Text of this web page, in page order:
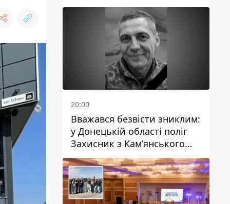
20:00
Вважався безвісти зниклим:
у Донецькій області поліг
Захисник з Кам’янського
Антон Красовський